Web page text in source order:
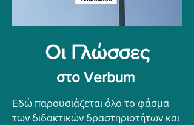
Οι Γλώσσες
στο Verbum
Εδώ παρουσιάζεται όλο το φάσμα
των διδακτικών δραστηριοτήτων και